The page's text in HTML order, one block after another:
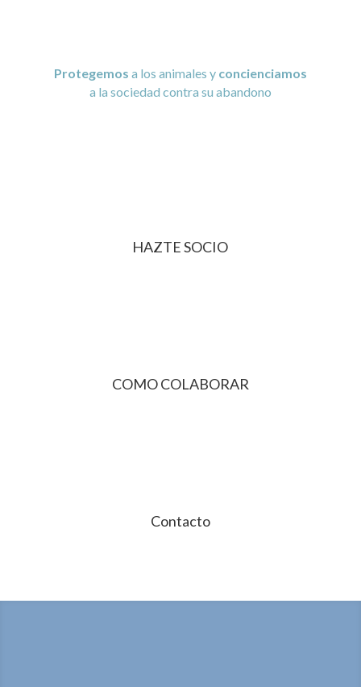
Protegemos a los animales y concienciamos
a la sociedad contra su abandono
HAZTE SOCIO
COMO COLABORAR
Contacto